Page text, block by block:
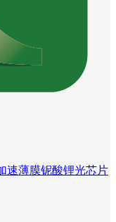
速薄膜铌酸锂光芯片